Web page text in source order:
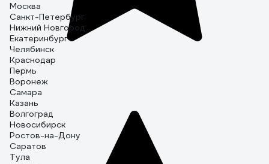
Москва
Санкт-Петербург
Нижний Новгород
Екатеринбург
Челябинск
Краснодар
Пермь
Воронеж
Самара
Казань
Волгоград
Новосибирск
Ростов-на-Дону
Саратов
Тула